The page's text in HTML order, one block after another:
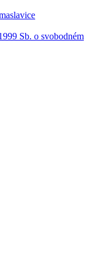
Sb. o svobodném